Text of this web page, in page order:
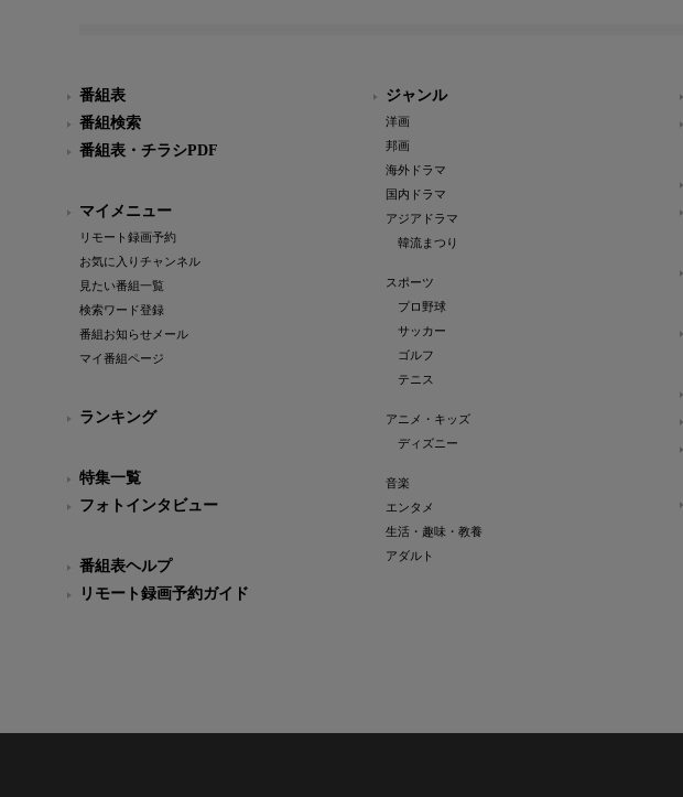
番組表
番組検索
番組表・チラシPDF
マイメニュー
リモート録画予約
お気に入りチャンネル
見たい番組一覧
検索ワード登録
番組お知らせメール
マイ番組ページ
ランキング
特集一覧
フォトインタビュー
番組表ヘルプ
リモート録画予約ガイド
ジャンル
洋画
邦画
海外ドラマ
国内ドラマ
アジアドラマ
韓流まつり
スポーツ
プロ野球
サッカー
ゴルフ
テニス
アニメ・キッズ
ディズニー
音楽
エンタメ
生活・趣味・教養
アダルト